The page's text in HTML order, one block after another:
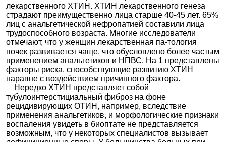
лекарственного ХТИН. ХТИН лекарственного генеза
страдают преимущественно лица старше 40-45 лет. 65%
лиц с анальгетической нефропатией составили лица
трудоспособного возраста. Многие исследователи
отмечают, что у женщин лекарственная па-тология
почек развивается чаще, что обусловлено более частым
применением анальгетиков и НПВС. На 1 представлены
факторы риска, способствующие развитию ХТИН
наравне с воздействием причинного фактора.
Нередко ХТИН представляет собой
тубулоинтерстициальный фиброз на фоне
рецидивирующих ОТИН, например, вследствие
применения анальгетиков, и морфологические признаки
воспаления увидеть в биоптате не представляется
возможным, что у некоторых специалистов вызывает